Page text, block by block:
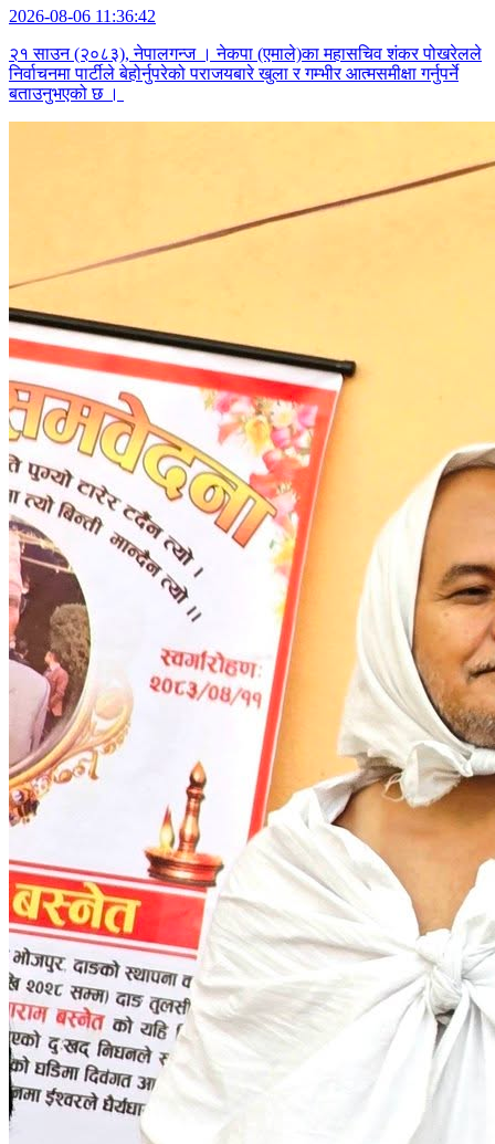
2026-08-06 11:36:42
२१ साउन (२०८३), नेपालगन्ज । नेकपा (एमाले)का महासचिव शंकर पोखरेलले
निर्वाचनमा पार्टीले बेहोर्नुपरेको पराजयबारे खुला र गम्भीर आत्मसमीक्षा गर्नुपर्ने
बताउनुभएको छ ।